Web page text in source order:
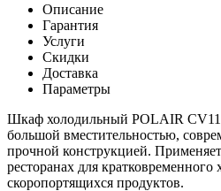
Описание
Гарантия
Услуги
Скидки
Доставка
Параметры
Шкаф холодильный POLAIR
большой вместительностью,
прочной конструкцией.
ресторанах для
скоропортящихся продуктов.